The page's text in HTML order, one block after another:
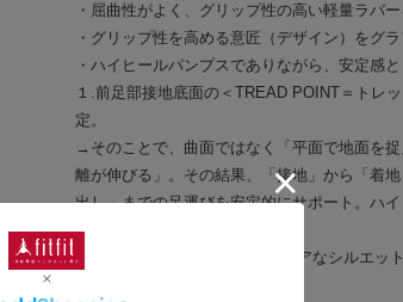
・屈曲性がよく、グリップ性の高い軽量ラバー
・グリップ性を高める意匠（デザイン）をグ
・ハイヒールパンプスでありながら、安定感
１.前足部接地底面の＜TREAD POINT＝トレ
定。
→そのことで、曲面ではなく「平面で地面を
離が伸びる」。その結果、「接地」から「着
出し」までの足運びを安定的にサポート。ハ
としっかり歩行を確保しました。
２.接地面を広くとった少しフレアなシルエッ